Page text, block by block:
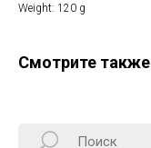
Weight: 120 g
Смотрите также